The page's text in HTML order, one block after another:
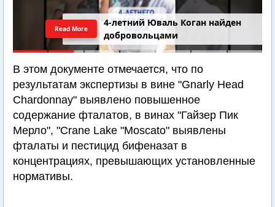
4-летний Юваль Коган найден
добровольцами
Read More
В этом документе отмечается, что по
результатам экспертизы в вине "Gnarly Head
Chardonnay" выявлено повышенное
содержание фталатов, в винах "Гайзер Пик
Мерло", "Crane Lake "Moscato" выявлены
фталаты и пестицид бифеназат в
концентрациях, превышающих установленные
нормативы.